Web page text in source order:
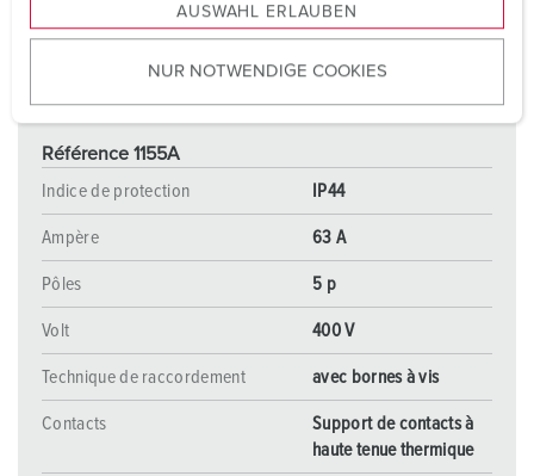
u
w
AUSWAHL ERLAUBEN
NUR NOTWENDIGE COOKIES
Référence 1155A
Indice de protection
IP44
Ampère 63 A
Pôles 5 p
Volt 400 V
Technique de raccordement avec bornes à vis
Contacts
Support de contacts à
haute tenue thermique